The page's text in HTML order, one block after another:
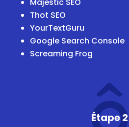
Thot SEO
YourTextGuru
Google Search Console
Screaming Frog
Étape 2